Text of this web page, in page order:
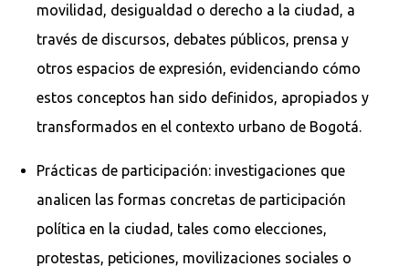
movilidad, desigualdad o derecho a la ciudad, a
través de discursos, debates públicos, prensa y
otros espacios de expresión, evidenciando cómo
estos conceptos han sido definidos, apropiados y
transformados en el contexto urbano de Bogotá.
Prácticas de participación: investigaciones que
analicen las formas concretas de participación
política en la ciudad, tales como elecciones,
protestas, peticiones, movilizaciones sociales o